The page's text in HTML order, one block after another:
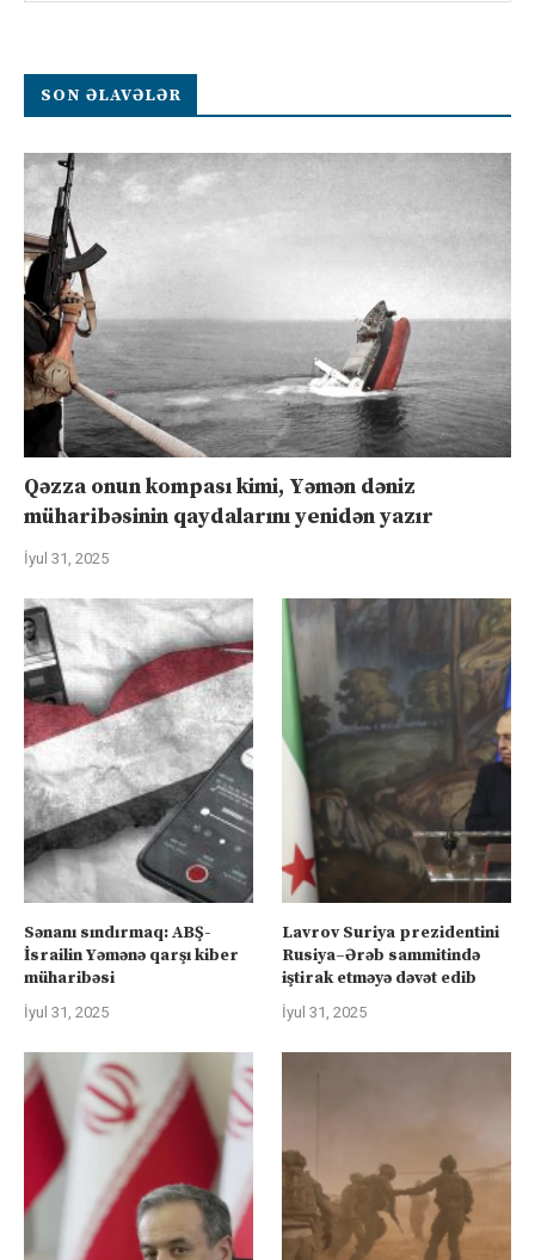
SON ƏLAVƏLƏR
Qəzza onun kompası kimi, Yəmən dəniz
müharibəsinin qaydalarını yenidən yazır
İyul 31, 2025
Sənanı sındırmaq: ABŞ-
İsrailin Yəmənə qarşı kiber
müharibəsi
İyul 31, 2025
Lavrov Suriya prezidentini
Rusiya–Ərəb sammitində
iştirak etməyə dəvət edib
İyul 31, 2025